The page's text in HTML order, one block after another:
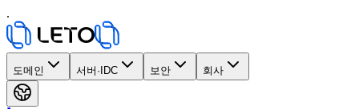
.
도메인 서버·IDC 보안 회사